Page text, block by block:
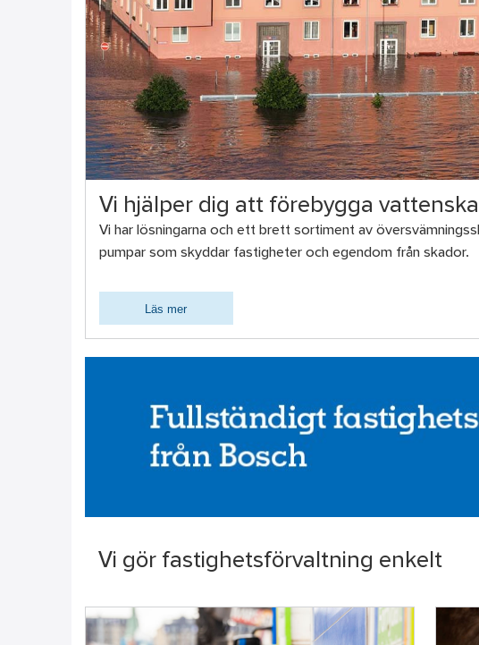
Vi hjälper dig att förebygga
Vi har lösningarna och ett brett sortiment av
pumpar som skyddar fastigheter och egendom från skador.
Läs mer
Vi gör fastighetsförvaltning enkelt